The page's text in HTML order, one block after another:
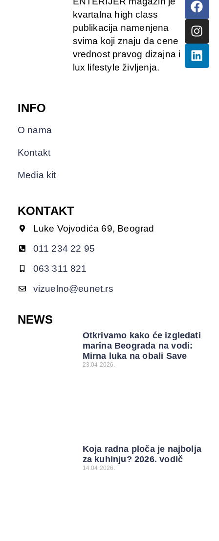
kvartalna high class
publikacija namenjena
svima koji znaju da cene
vrednost pravog dizajna i
lux lifestyle življenja.
INFO
O nama
Kontakt
Media kit
KONTAKT
Luke Vojvodića 69, Beograd
011 234 22 95
063 311 821
vizuelno@eunet.rs
NEWS
Otkrivamo kako će izgledati
marina Beograda na vodi:
Mirna luka na obali Save
23.04.2026.
Koja radna ploča je najbolja
za kuhinju? 2026. vodič
14.04.2026.